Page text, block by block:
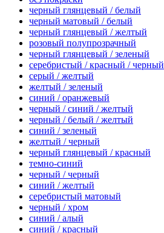
черный глянцевый / белый
черный матовый / белый
черный глянцевый / желтый
розовый полупрозрачный
черный глянцевый / зеленый
серебристый / красный / черный
серый / желтый
желтый / зеленый
синий / оранжевый
черный / синий / желтый
черный / белый / желтый
синий / зеленый
желтый / черный
черный глянцевый / красный
темно-синий
черный / черный
синий / желтый
серебристый матовый
черный / хром
синий / алый
синий / красный